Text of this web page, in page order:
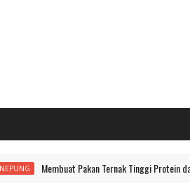
Membuat Pakan Ternak Tinggi Protein dari Jagung